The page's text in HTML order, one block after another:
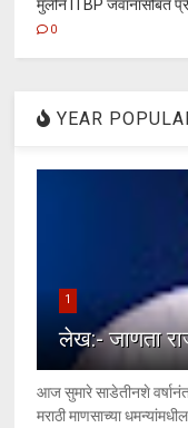
मुलीने ITBP जवानासोबत
0
YEAR
1
लेख:- जाणता
आज सुमारे साडेतीनशे
मराठी माणसाच्या